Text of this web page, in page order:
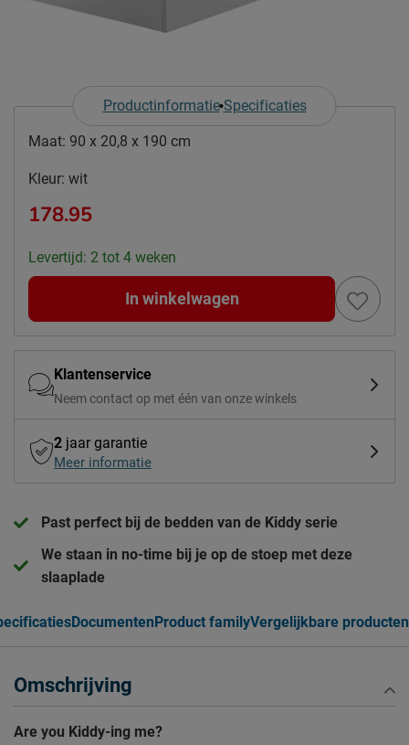
Productinformatie Specificaties
Maat: 90 x 20,8 x 190 cm
Kleur: wit
178.95
Levertijd: 2 tot 4 weken
In winkelwagen
Klantenservice
Neem contact op met één van onze winkels
2 jaar garantie
Meer informatie
Past perfect bij de bedden van de Kiddy serie
We staan in no-time bij je op de stoep met deze
slaaplade
Documenten Product familyVergelijkbare producten
Omschrijving
Are you Kiddy-ing me?